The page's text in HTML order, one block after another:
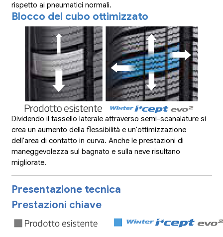
rispetto ai pneumatici normali.
Blocco del cubo ottimizzato
Dividendo il tassello laterale attraverso semi-scanalature si
crea un aumento della flessibilità e un'ottimizzazione
dell'area di contatto in curva. Anche le prestazioni di
maneggevolezza sul bagnato e sulla neve risultano
migliorate.
Presentazione tecnica
Prestazioni chiave